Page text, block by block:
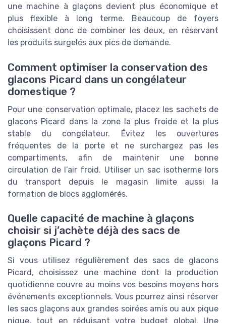
une machine à glaçons devient plus économique et
plus flexible à long terme. Beaucoup de foyers
choisissent donc de combiner les deux, en réservant
les produits surgelés aux pics de demande.
Comment optimiser la conservation des
glacons Picard dans un congélateur
domestique ?
Pour une conservation optimale, placez les sachets de
glacons Picard dans la zone la plus froide et la plus
stable du congélateur. Évitez les ouvertures
fréquentes de la porte et ne surchargez pas les
compartiments, afin de maintenir une bonne
circulation de l’air froid. Utiliser un sac isotherme lors
du transport depuis le magasin limite aussi la
formation de blocs agglomérés.
Quelle capacité de machine à glaçons
choisir si j’achète déjà des sacs de
glaçons Picard ?
Si vous utilisez régulièrement des sacs de glacons
Picard, choisissez une machine dont la production
quotidienne couvre au moins vos besoins moyens hors
événements exceptionnels. Vous pourrez ainsi réserver
les sacs glaçons aux grandes soirées amis ou aux pique
nique, tout en réduisant votre budget global. Une